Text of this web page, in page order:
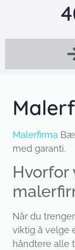
Malerfirma
med garanti.
Hvorfor
Når du
viktig å velge
håndtere alle